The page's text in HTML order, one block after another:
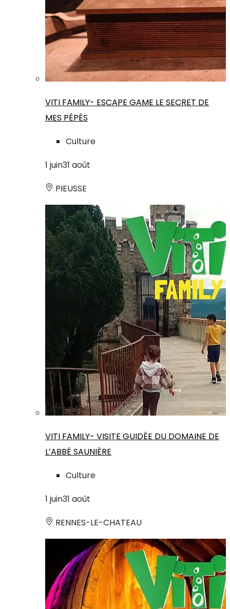
VITI FAMILY- ESCAPE GAME LE SECRET DE
MES PÉPÉS
Culture
1 juin31 août
PIEUSSE
VITI FAMILY- VISITE GUIDÉE DU DOMAINE DE
L’ABBÉ SAUNIÈRE
Culture
1 juin31 août
RENNES-LE-CHATEAU